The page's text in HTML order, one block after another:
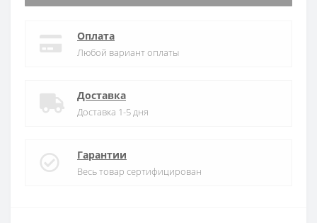
Оплата
Любой вариант оплаты
Доставка
Доставка 1-5 дня
Гарантии
Весь товар сертифицирован